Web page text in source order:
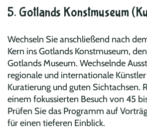
5. Gotlands Konstmuseum
Wechseln Sie anschließend nach
Kern ins Gotlands Konstmuseum,
Gotlands Museum. Wechselnde
regionale und internationale
Kuratierung und guten Sichtachsen.
einem fokussierten Besuch von 45
Prüfen Sie das Programm auf
für einen tieferen Einblick.